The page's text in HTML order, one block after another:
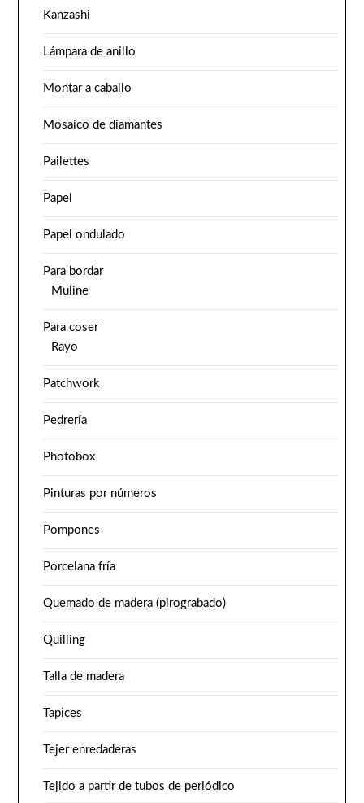
Kanzashi
Lámpara de anillo
Montar a caballo
Mosaico de diamantes
Pailettes
Papel
Papel ondulado
Para bordar
Muline
Para coser
Rayo
Patchwork
Pedrería
Photobox
Pinturas por números
Pompones
Porcelana fría
Quemado de madera (pirograbado)
Quilling
Talla de madera
Tapices
Tejer enredaderas
Tejido a partir de tubos de periódico